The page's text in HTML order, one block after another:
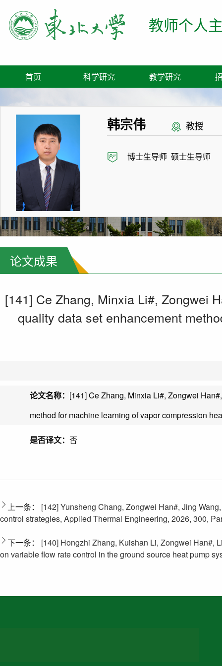
教师个人
首页 科学研究 教学研究
韩宗伟 教授
博士生导师 硕士生导师
论文成果
[141] Ce Zhang, Minxia Li#, Zongwei
quality data set enhancement
论文名称： [141] Ce Zhang, Minxia Li#, Zongwei
method for machine learning of vapor compression
是否译文： 否
上一条：
[142] Yunsheng Chang, Zongwei Han#, Jing
control strategies, Applied Thermal Engineering, 2026, 300,
下一条：
[140] Hongzhi Zhang, Kuishan Li, Zongwei Han#,
on variable flow rate control in the ground source heat pump